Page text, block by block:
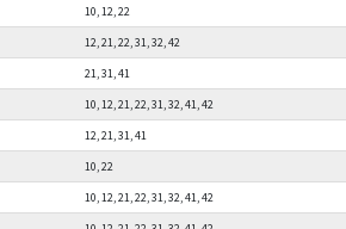
10, 12, 22
12, 21, 22, 31, 32, 42
21, 31, 41
10, 12, 21, 22, 31, 32, 41, 42
12, 21, 31, 41
10, 22
10, 12, 21, 22, 31, 32, 41, 42